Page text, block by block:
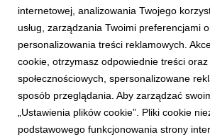
AKTUALNOŚCI
Dentsu wzmacnia
Transformation w Polsce
27 kwietnia 2026
internetowej, analizowania Twojego
usług, zarządzania Twoimi preferencjami
personalizowania treści reklamowych.
cookie, otrzymasz odpowiednie treści
społecznościowych, spersonalizowane
sposób przeglądania. Aby zarządzać
„Ustawienia plików cookie”. Pliki cookie
podstawowego funkcjonowania strony